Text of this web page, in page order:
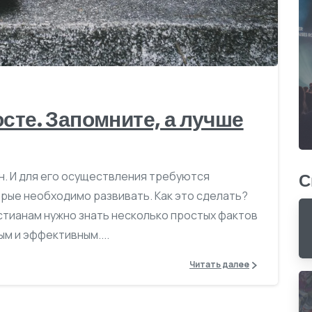
-
Запомните, а лучше
И для его осуществления требуются
необходимо развивать. Как это сделать?
нужно знать несколько простых фактов
и эффективным....
Читать далее